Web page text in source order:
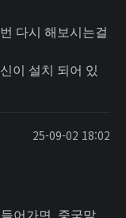
다시 해보시는걸
이 설치 되어 있
25-09-02 18:02